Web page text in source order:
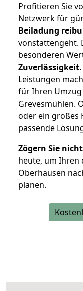
Profitieren Sie
Netzwerk für
Beiladung
vonstattengeht.
besonderen
Zuverlässigkeit.
Leistungen
für Ihren
Grevesmühlen.
oder ein großes
passende
Zögern Sie nicht
heute, um Ihren
Oberhausen
planen.